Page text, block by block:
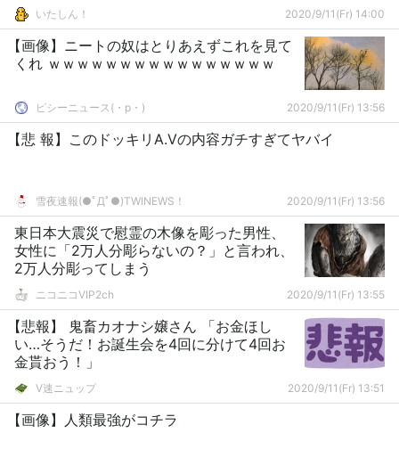
いたしん！ 2020/9/11(Fr) 14:00
【画像】ニートの奴はとりあえずこれを見て
くれ ｗｗｗｗｗｗｗｗｗｗｗｗｗｗｗｗ
ピシーニュース(・p・)ゞ 2020/9/11(Fr) 13:56
【悲 報】このドッキリA.Vの内容ガチすぎてヤバイ
雪夜速報(●ﾟДﾟ●)TWINEWS！ 2020/9/11(Fr) 13:56
東日本大震災で慰霊の木像を彫った男性、
女性に「2万人分彫らないの？」と言われ、
2万人分彫ってしまう
ニコニコVIP2ch 2020/9/11(Fr) 13:55
【悲報】 鬼畜カオナシ嬢さん 「お金ほし
い…そうだ！お誕生会を4回に分けて4回お
金貰おう！」
V速ニュップ 2020/9/11(Fr) 13:51
【画像】人類最強がコチラ